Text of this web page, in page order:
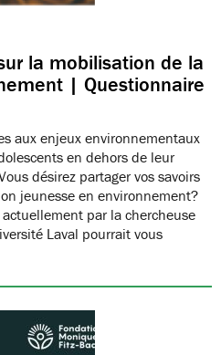
la mobilisation de la
| Questionnaire
aux enjeux environnementaux
en dehors de leur
désirez partager vos savoirs
jeunesse en environnement?
par la chercheuse
Laval pourrait vous